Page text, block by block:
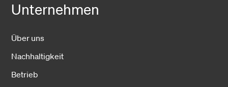
Unternehmen
Über uns
Nachhaltigkeit
Betrieb